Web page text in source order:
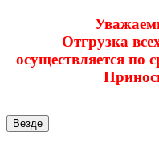
Отгрузка
осуществляется по
Везде